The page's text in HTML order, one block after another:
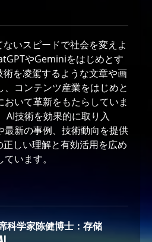
いスピードで社会を変えよ
やGeminiをはじめとす
術を凌駕するような文章や画
コンテンツ産業をはじめと
おいて革新をもたらしていま
AI技術を効果的に取り入
最新の事例、技術動向を提供
しい理解と有効活用を広め
います。
科学家陈健博士：存储